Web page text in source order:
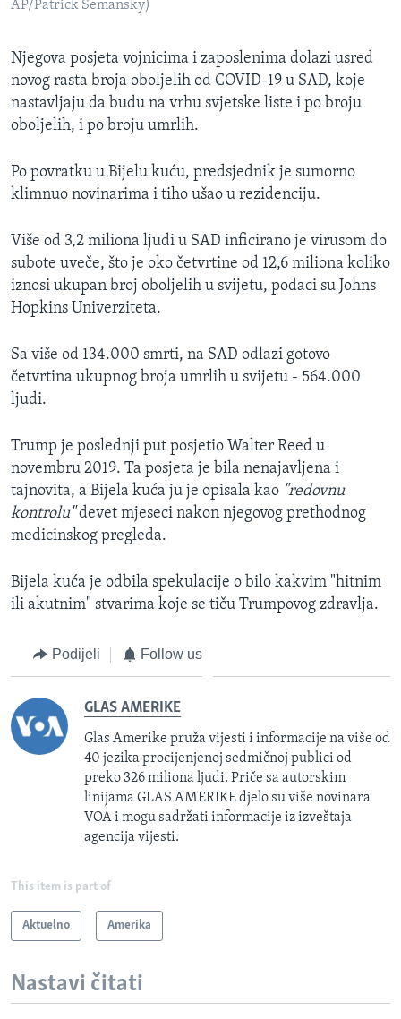
AP/Patrick Semansky)
Njegova posjeta vojnicima i zaposlenima dolazi usred
novog rasta broja oboljelih od COVID-19 u SAD, koje
nastavljaju da budu na vrhu svjetske liste i po broju
oboljelih, i po broju umrlih.
Po povratku u Bijelu kuću, predsjednik je sumorno
klimnuo novinarima i tiho ušao u rezidenciju.
Više od 3,2 miliona ljudi u SAD inficirano je virusom do
subote uveče, što je oko četvrtine od 12,6 miliona koliko
iznosi ukupan broj oboljelih u svijetu, podaci su Johns
Hopkins Univerziteta.
Sa više od 134.000 smrti, na SAD odlazi gotovo
četvrtina ukupnog broja umrlih u svijetu - 564.000
ljudi.
Trump je poslednji put posjetio Walter Reed u
novembru 2019. Ta posjeta je bila nenajavljena i
tajnovita, a Bijela kuća ju je opisala kao "redovnu
kontrolu"devet mjeseci nakon njegovog prethodnog
medicinskog pregleda.
Bijela kuća je odbila spekulacije o bilo kakvim "hitnim
ili akutnim" stvarima koje se tiču Trumpovog zdravlja.
Podijeli Follow us
GLAS AMERIKE
Glas Amerike pruža vijesti i informacije na više od
40 jezika procijenjenoj sedmičnoj publici od
preko 326 miliona ljudi. Priče sa autorskim
linijama GLAS AMERIKE djelo su više novinara
VOA i mogu sadržati informacije iz izveštaja
agencija vijesti.
This item is part of
Aktuelno Amerika
Nastavi čitati